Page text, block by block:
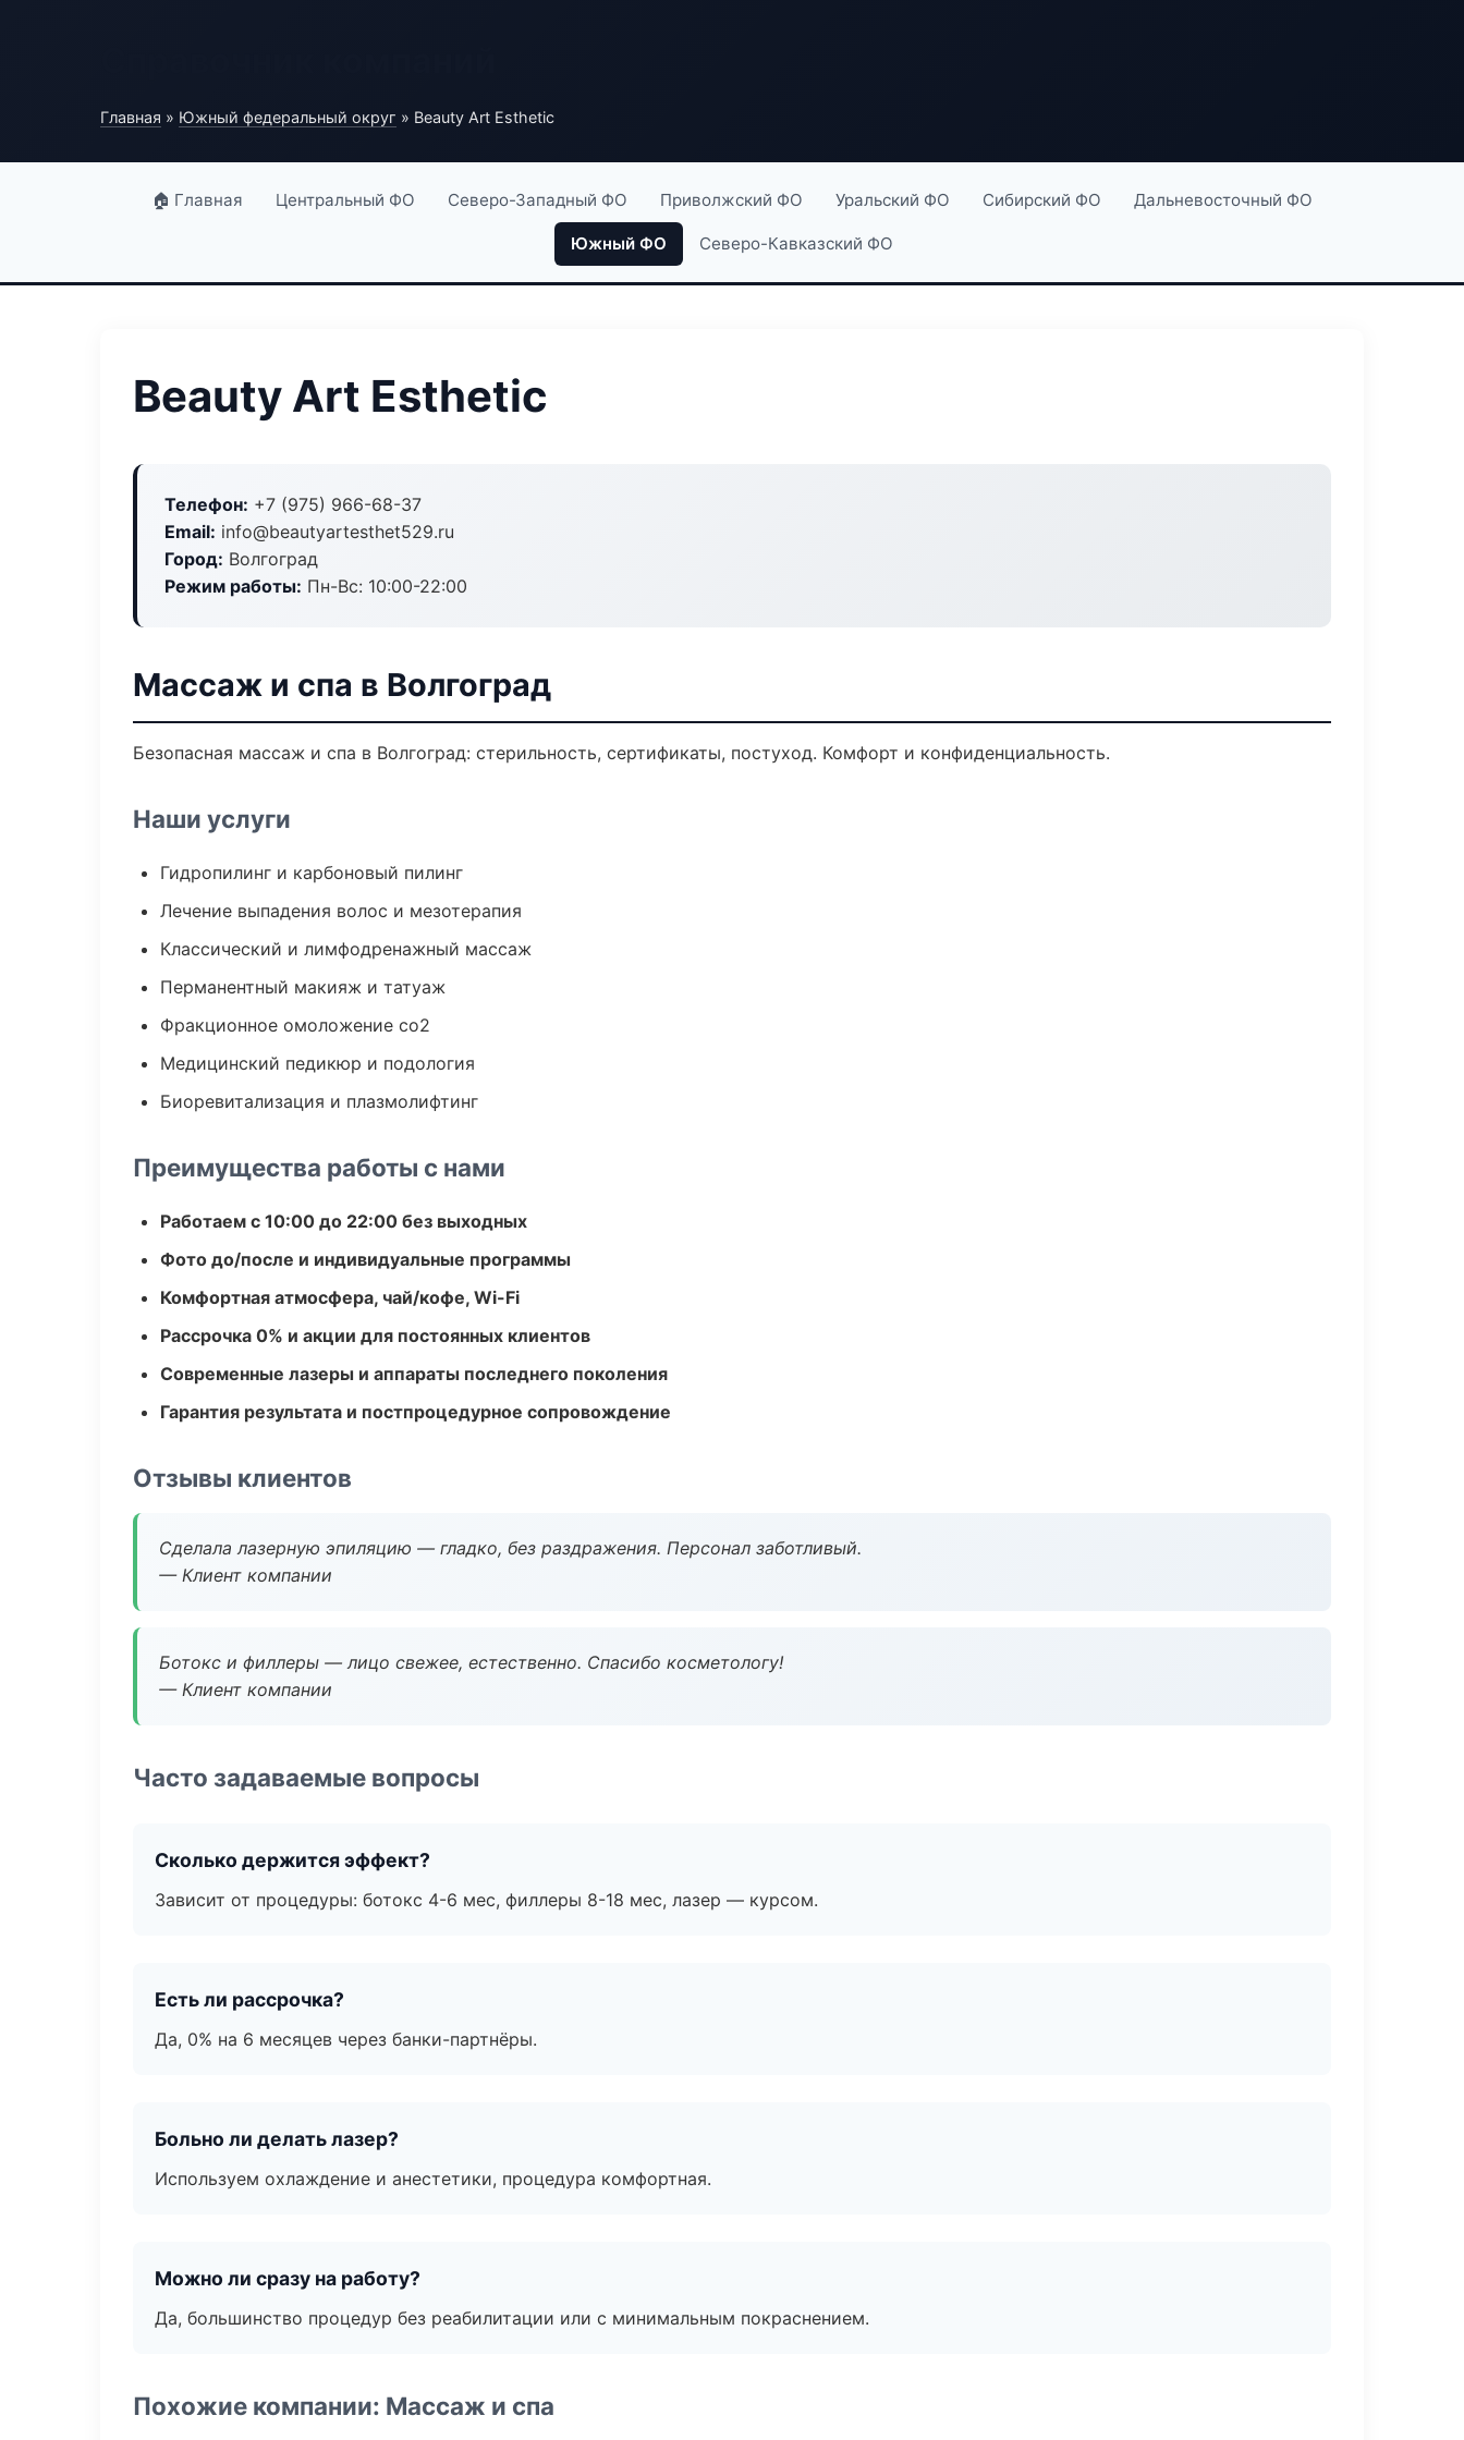
Главная » Южный федеральный округ » Beauty Art Esthetic
🏠 Главная Центральный ФО Северо-Западный ФО Приволжский ФО Уральский ФО Сибирский ФО Дальневосточный ФО
Южный ФО Северо-Кавказский ФО
Beauty Art Esthetic
Телефон: +7 (975) 966-68-37
Email: info@beautyartesthet529.ru
Город: Волгоград
Режим работы: Пн-Вс: 10:00-22:00
Массаж и спа в Волгоград
Безопасная массаж и спа в Волгоград: стерильность, сертификаты, постуход. Комфорт и конфиденциальность.
Наши услуги
Гидропилинг и карбоновый пилинг
Лечение выпадения волос и мезотерапия
Классический и лимфодренажный массаж
Перманентный макияж и татуаж
Фракционное омоложение co2
Медицинский педикюр и подология
Биоревитализация и плазмолифтинг
Преимущества работы с нами
Работаем с 10:00 до 22:00 без выходных
Фото до/после и индивидуальные программы
Комфортная атмосфера, чай/кофе, Wi-Fi
Рассрочка 0% и акции для постоянных клиентов
Современные лазеры и аппараты последнего поколения
Гарантия результата и постпроцедурное сопровождение
Отзывы клиентов
Сделала лазерную эпиляцию — гладко, без раздражения. Персонал заботливый.
— Клиент компании
Ботокс и филлеры — лицо свежее, естественно. Спасибо косметологу!
— Клиент компании
Часто задаваемые вопросы
Сколько держится эффект?
Зависит от процедуры: ботокс 4-6 мес, филлеры 8-18 мес, лазер — курсом.
Есть ли рассрочка?
Да, 0% на 6 месяцев через банки-партнёры.
Больно ли делать лазер?
Используем охлаждение и анестетики, процедура комфортная.
Можно ли сразу на работу?
Да, большинство процедур без реабилитации или с минимальным покраснением.
Похожие компании: Массаж и спа